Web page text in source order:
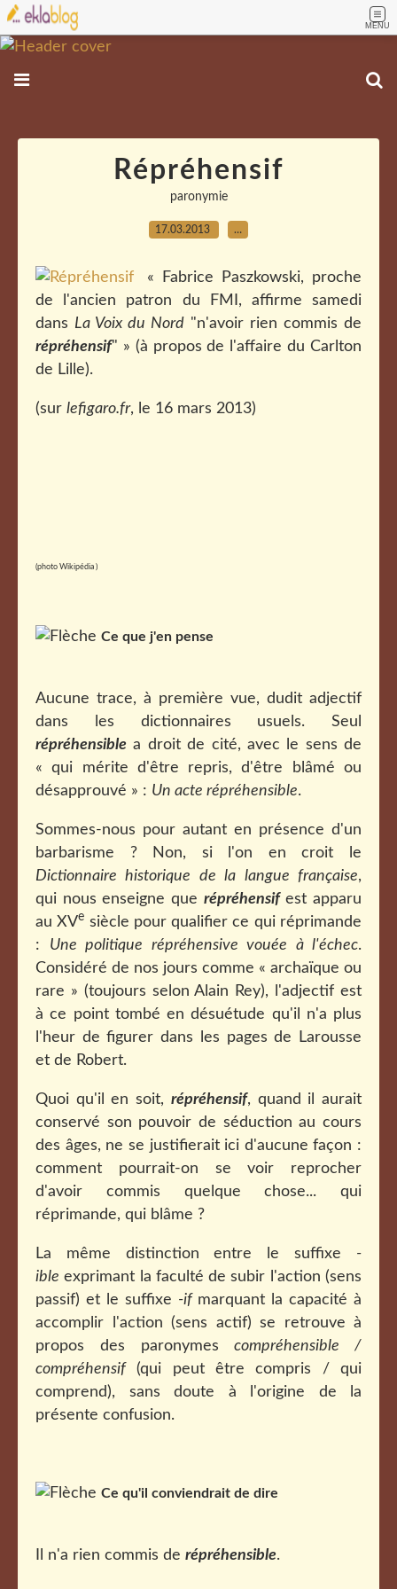
MENU
Répréhensif
paronymie
17.03.2013 …
« Fabrice Paszkowski, proche
de l'ancien patron du FMI, affirme samedi
dans La Voix du Nord "n'avoir rien commis de
répréhensif" » (à propos de l'affaire du Carlton
de Lille).
(sur lefigaro.fr, le 16 mars 2013)
(photo Wikipédia )
Ce que j'en pense
Aucune trace, à première vue, dudit adjectif
dans les dictionnaires usuels. Seul
répréhensible a droit de cité, avec le sens de
« qui mérite d'être repris, d'être blâmé ou
désapprouvé » : Un acte répréhensible.
Sommes-nous pour autant en présence d'un
barbarisme ? Non, si l'on en croit le
Dictionnaire historique de la langue française,
qui nous enseigne que répréhensifest apparu
au XVe siècle pour qualifier ce qui réprimande
: Une politique répréhensive vouée à l'échec.
Considéré de nos jours comme « archaïque ou
rare » (toujours selon Alain Rey), l'adjectif est
à ce point tombé en désuétude qu'il n'a plus
l'heur de figurer dans les pages de Larousse
et de Robert.
Quoi qu'il en soit, répréhensif, quand il aurait
conservé son pouvoir de séduction au cours
des âges, ne se justifierait ici d'aucune façon :
comment pourrait-on se voir reprocher
d'avoir commis quelque chose... qui
réprimande, qui blâme ?
La même distinction entre le suffixe -
ible exprimant la faculté de subir l'action (sens
passif) et le suffixe -ifmarquant la capacité à
accomplir l'action (sens actif) se retrouve à
propos des paronymescompréhensible /
compréhensif (qui peut être compris / qui
comprend), sans doute à l'origine de la
présente confusion.
Ce qu'il conviendrait de dire
Il n'a rien commis de répréhensible.